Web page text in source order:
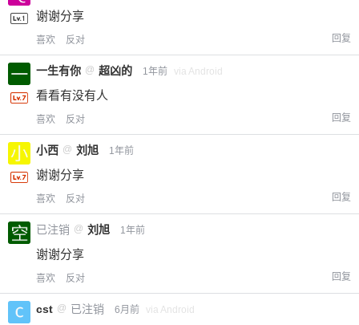
谢谢分享
喜欢 反对 回复
一生有你 @ 超凶的 1年前 via Android
看看有没有人
喜欢 反对 回复
小西 @ 刘旭 1年前
谢谢分享
喜欢 反对 回复
已注销 @ 刘旭 1年前
谢谢分享
喜欢 反对 回复
cst @ 已注销 6月前 via Android